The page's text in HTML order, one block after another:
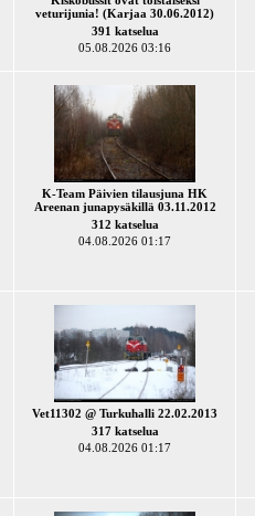
veturijunia! (Karjaa 30.06.2012)
391 katselua
05.08.2026 03:16
K-Team Päivien tilausjuna HK
Areenan junapysäkillä 03.11.2012
312 katselua
04.08.2026 01:17
Vet11302 @ Turkuhalli 22.02.2013
317 katselua
04.08.2026 01:17